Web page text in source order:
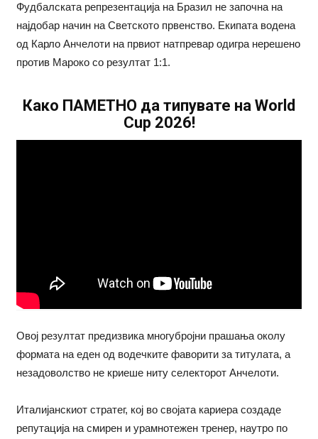
Фудбалската репрезентација на Бразил не започна на
најдобар начин на Светското првенство. Екипата водена
од Карло Анчелоти на првиот натпревар одигра нерешено
против Мароко со резултат 1:1.
Како ПАМЕТНО да типувате на World
Cup 2026!
Овој резултат предизвика многубројни прашања околу
формата на еден од водечките фаворити за титулата, а
незадоволство не криеше ниту селекторот Анчелоти.
Италијанскиот стратег, кој во својата кариера создаде
репутација на смирен и урамнотежен тренер, наутро по